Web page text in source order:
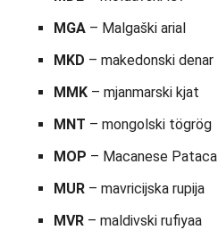
MGA – Malgaški arial
MKD – makedonski denar
MMK – mjanmarski kjat
MNT – mongolski tögrög
MOP – Macanese Pataca
MUR – mavricijska rupija
MVR – maldivski rufiyaa